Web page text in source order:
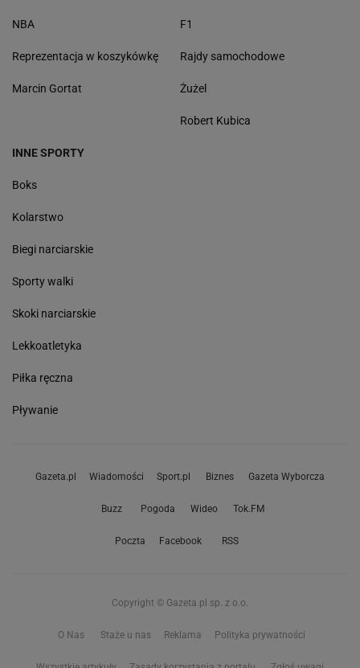
NBA
Reprezentacja w koszykówkę
Marcin Gortat
F1
Rajdy samochodowe
Żużel
Robert Kubica
INNE SPORTY
Boks
Kolarstwo
Biegi narciarskie
Sporty walki
Skoki narciarskie
Lekkoatletyka
Piłka ręczna
Pływanie
Gazeta.pl Wiadomości Sport.pl Biznes Gazeta Wyborcza
Buzz Pogoda Wideo Tok.FM
Poczta Facebook RSS
Copyright © Gazeta.pl sp. z o.o.
O Nas Staże u nas Reklama Polityka prywatności